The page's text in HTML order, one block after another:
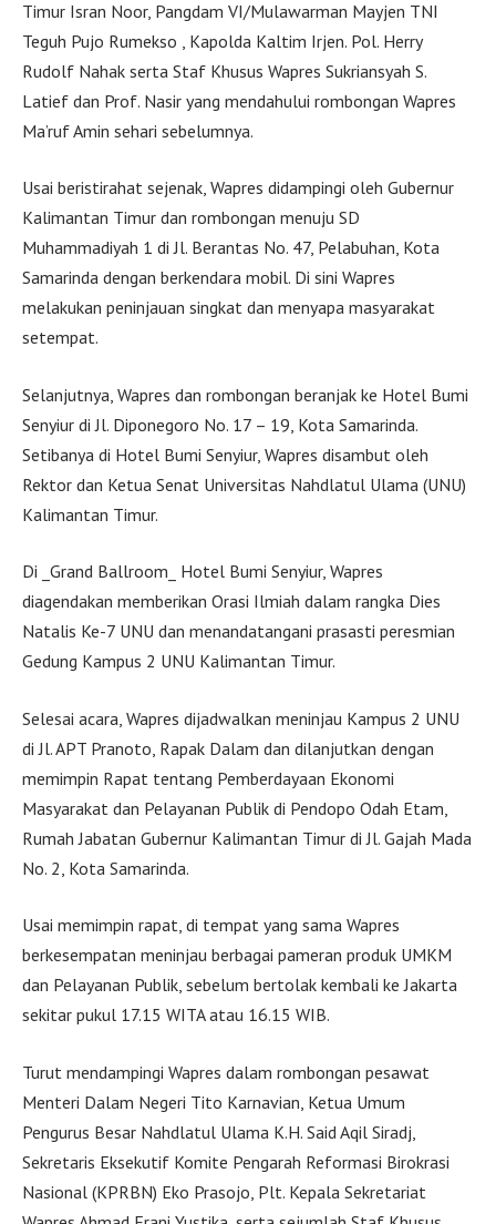
Timur Isran Noor, Pangdam VI/Mulawarman Mayjen TNI
Teguh Pujo Rumekso , Kapolda Kaltim Irjen. Pol. Herry
Rudolf Nahak serta Staf Khusus Wapres Sukriansyah S.
Latief dan Prof. Nasir yang mendahului rombongan Wapres
Ma’ruf Amin sehari sebelumnya.
Usai beristirahat sejenak, Wapres didampingi oleh Gubernur
Kalimantan Timur dan rombongan menuju SD
Muhammadiyah 1 di Jl. Berantas No. 47, Pelabuhan, Kota
Samarinda dengan berkendara mobil. Di sini Wapres
melakukan peninjauan singkat dan menyapa masyarakat
setempat.
Selanjutnya, Wapres dan rombongan beranjak ke Hotel Bumi
Senyiur di Jl. Diponegoro No. 17 – 19, Kota Samarinda.
Setibanya di Hotel Bumi Senyiur, Wapres disambut oleh
Rektor dan Ketua Senat Universitas Nahdlatul Ulama (UNU)
Kalimantan Timur.
Di _Grand Ballroom_ Hotel Bumi Senyiur, Wapres
diagendakan memberikan Orasi Ilmiah dalam rangka Dies
Natalis Ke-7 UNU dan menandatangani prasasti peresmian
Gedung Kampus 2 UNU Kalimantan Timur.
Selesai acara, Wapres dijadwalkan meninjau Kampus 2 UNU
di Jl. APT Pranoto, Rapak Dalam dan dilanjutkan dengan
memimpin Rapat tentang Pemberdayaan Ekonomi
Masyarakat dan Pelayanan Publik di Pendopo Odah Etam,
Rumah Jabatan Gubernur Kalimantan Timur di Jl. Gajah Mada
No. 2, Kota Samarinda.
Usai memimpin rapat, di tempat yang sama Wapres
berkesempatan meninjau berbagai pameran produk UMKM
dan Pelayanan Publik, sebelum bertolak kembali ke Jakarta
sekitar pukul 17.15 WITA atau 16.15 WIB.
Turut mendampingi Wapres dalam rombongan pesawat
Menteri Dalam Negeri Tito Karnavian, Ketua Umum
Pengurus Besar Nahdlatul Ulama K.H. Said Aqil Siradj,
Sekretaris Eksekutif Komite Pengarah Reformasi Birokrasi
Nasional (KPRBN) Eko Prasojo, Plt. Kepala Sekretariat